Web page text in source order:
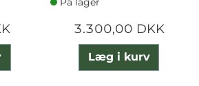
3.300,00 DKK
Læg i kurv